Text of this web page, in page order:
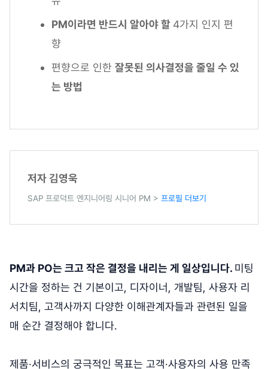
PM이라면 반드시 알아야 할 4가지 인지 편
향
편향으로 인한 잘못된 의사결정을 줄일 수 있
는 방법
저자 김영욱
SAP 프로덕트 엔지니어링 시니어 PM > 프로필 더보기
PM과 PO는 크고 작은 결정을 내리는 게 일상입니다. 미팅
시간을 정하는 건 기본이고, 디자이너, 개발팀, 사용자 리
서치팀, 고객사까지 다양한 이해관계자들과 관련된 일을
매 순간 결정해야 합니다.
제품·서비스의 궁극적인 목표는 고객·사용자의 사용 만족